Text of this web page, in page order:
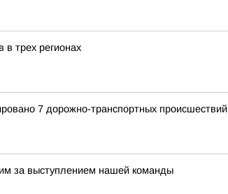
в трех регионах
7 дорожно-транспортных происшествий
за выступлением нашей команды